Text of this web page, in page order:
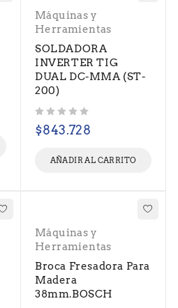
Máquinas y
Herramientas
SOLDADORA
INVERTER TIG
DUAL DC-MMA (ST-
200)
$843.728
AÑADIR AL CARRITO
Máquinas y
Herramientas
Broca Fresadora Para
Madera
38mm.BOSCH